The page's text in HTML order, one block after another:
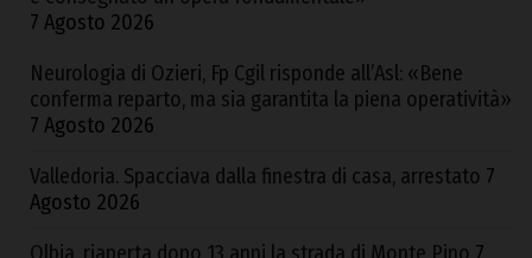
7 Agosto 2026
Neurologia di Ozieri, Fp Cgil risponde all’Asl: «Bene
conferma reparto, ma sia garantita la piena operatività»
7 Agosto 2026
Valledoria. Spacciava dalla finestra di casa, arrestato 7
Agosto 2026